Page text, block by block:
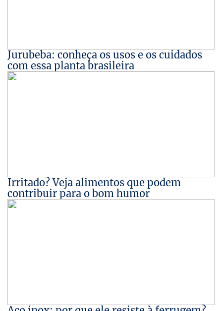
Jurubeba: conheça os usos e os cuidados
com essa planta brasileira
Irritado? Veja alimentos que podem
contribuir para o bom humor